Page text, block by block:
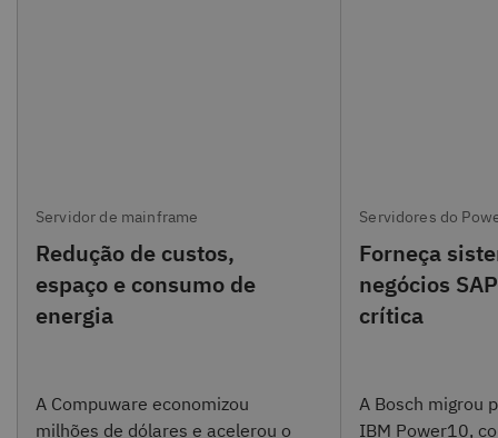
Servidor de mainframe
Redução de custos,
espaço e consumo de
energia
A Compuware economizou
milhões de dólares e acelerou o
Servidores do
Forneça
negócios
crítica
A Bosch migrou
IBM Power10,